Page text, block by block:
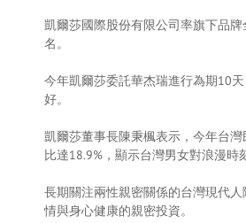
凱爾莎國際股份有限公司率旗下品
名。
今年凱爾莎委託華杰瑞進行為期10
好。
凱爾莎董事長陳秉楓表示，今年台
比達18.9%，顯示台灣男女對浪漫時
長期關注兩性親密關係的台灣現代
情與身心健康的親密投資。